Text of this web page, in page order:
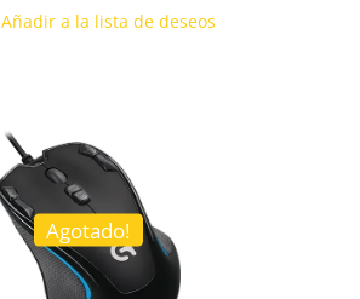
Añadir a la lista de deseos
Agotado!